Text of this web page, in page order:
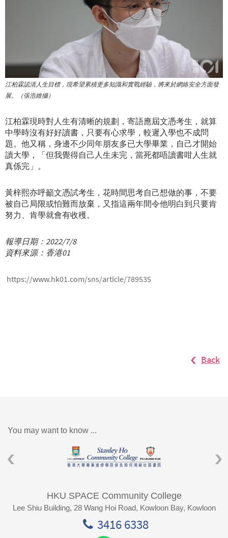
江柏霖認清人生目標，現希望累積更多知識和實戰經驗，將來於網絡安全方面發
展。（張浩維攝）
江柏霖現時對人生有清晰的規劃，寄語應屆文憑考生，就算
中學時沒有好好讀書，只要有心求學，較遲入學也不成問
題。他又稱，身邊不少同年朋友多已大學畢業，自己才開始
讀大學，「但我覺得自己人生未完，當死都唔讀書咁人生就
真係完」。
黃梓熙亦呼籲文憑試考生，花時間思考自己想做的事，不要
被自己局限或怕難而放棄，又指這兩年間令他明白到只要肯
努力、肯學就會有收穫。
報導日期：2022/7/8
資料來源：香港01
https://www.hk01.com/sns/article/789535
Back
You may want to know ...
HKU SPACE Community College
Lee Shiu Building, 28 Wang Hoi Road, Kowloon Bay, Kowloon
3416 6338